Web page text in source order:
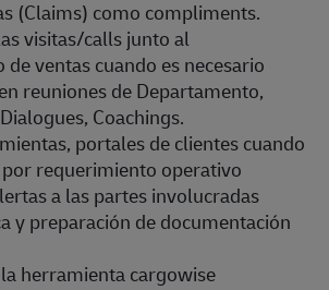
(Claims) como compliments.
visitas/calls junto al
ventas cuando es necesario
reuniones de Departamento,
Coachings.
portales de clientes cuando
por requerimiento operativo
a las partes involucradas
y preparación de documentación
herramienta cargowise